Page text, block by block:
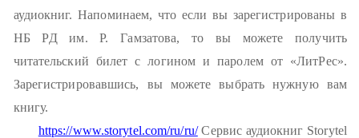
аудиокниг. Напоминаем, что если вы зарегистрированы в
НБ РД им. Р. Гамзатова, то вы можете получить
читательский билет с логином и паролем от «ЛитРес».
Зарегистрировавшись, вы можете выбрать нужную вам
книгу.
https://www.storytel.com/ru/ru/Сервис аудиокниг Storytel